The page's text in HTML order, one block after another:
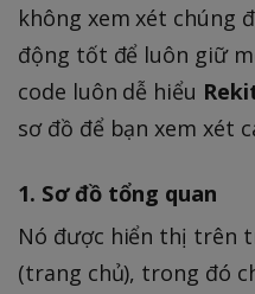
không xem xét chúng
động tốt để luôn giữ
code luôn dễ hiểu
sơ đồ để bạn xem xét
1. Sơ đồ tổng quan
Nó được hiển thị trên
(trang chủ), trong đó